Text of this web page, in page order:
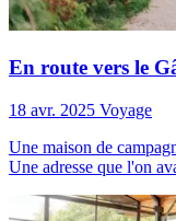
En route vers le
18 avr. 2025 Voyage
Une maison de
Une adresse que l'on